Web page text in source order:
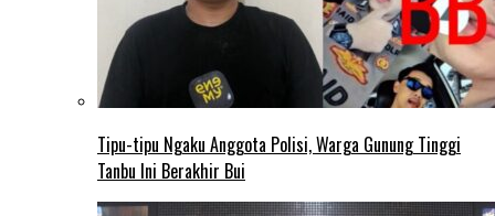
Tipu-tipu Ngaku Anggota Polisi, Warga Gunung Tinggi
Tanbu Ini Berakhir Bui